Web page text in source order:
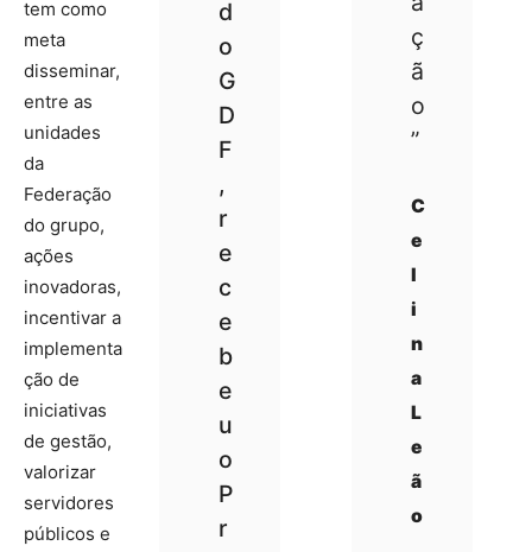
ç
ã
o
”
C
e
l
i
n
a
L
e
ã
o
d
o
G
D
F
,
r
e
c
e
b
e
u
o
P
r
tem como
meta
disseminar,
entre as
unidades
da
Federação
do grupo,
ações
inovadoras,
incentivar a
implementa
ção de
iniciativas
de gestão,
valorizar
servidores
públicos e